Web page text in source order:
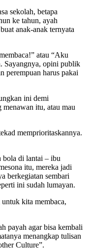
sekolah, betapa
ke tahun, ayah
anak-anak ternyata
atau “Aku
Sayangnya, opini publik
perempuan harus pakai
ini demi
itu, atau mau
memprioritaskannya.
bola di lantai – ibu
itu, mereka jadi
berkegiatan sembari
ini sudah lumayan.
kita membaca,
payah agar bisa kembali
menangkap tulisan
Culture”.